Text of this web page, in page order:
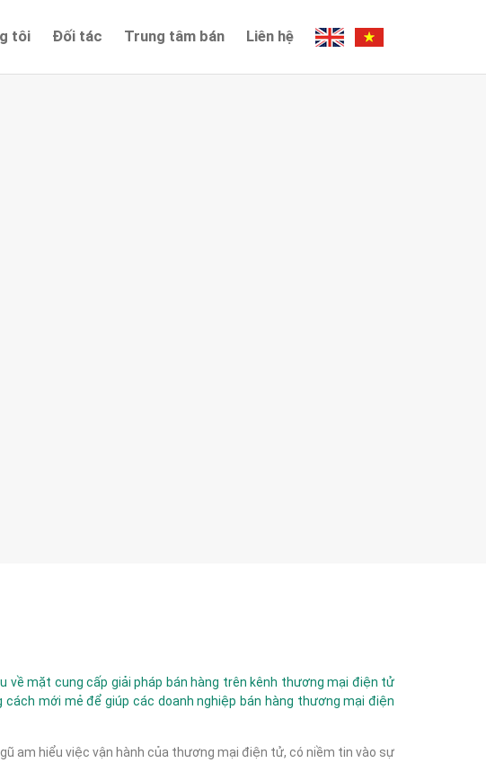
tôi Đối tác Trung tâm bán Liên hệ
về mặt cung cấp giải pháp bán hàng trên kênh thương mại điện tử
cách mới mẻ để giúp các doanh nghiệp bán hàng thương mại điện
am hiểu việc vận hành của thương mại điện tử, có niềm tin vào sự